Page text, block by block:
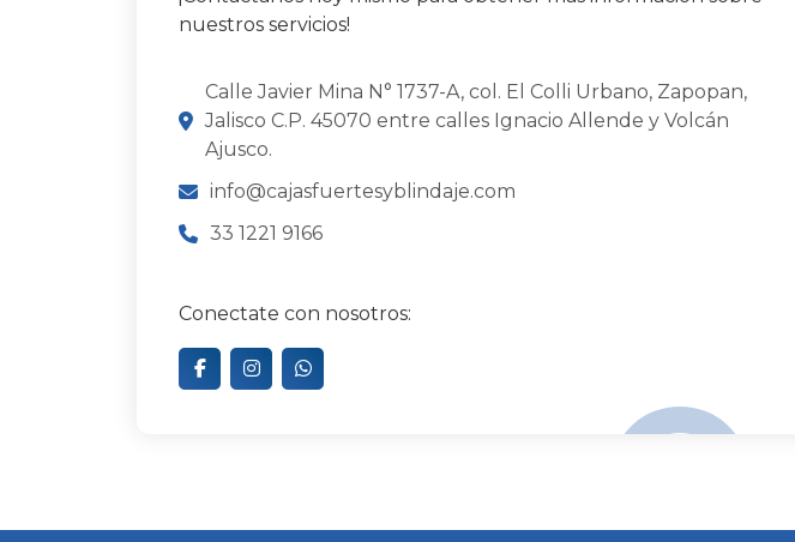
nuestros servicios!
Calle Javier Mina N° 1737-A, col. El Colli Urbano, Zapopan,
Jalisco C.P. 45070 entre calles Ignacio Allende y Volcán
Ajusco.
info@cajasfuertesyblindaje.com
33 1221 9166
Conectate con nosotros: